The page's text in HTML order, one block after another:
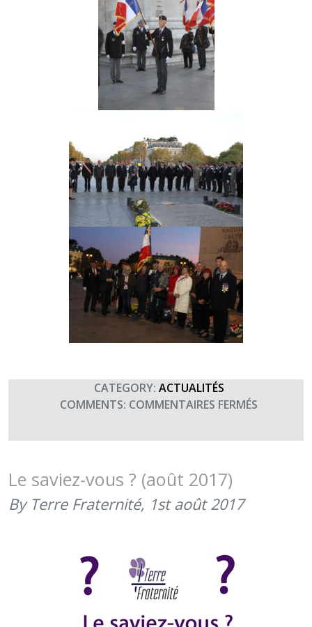
CATEGORY: ACTUALITÉS
COMMENTS: COMMENTAIRES FERMÉS
REND
Le saviez-vous ? (août 2017)
By Terre Fraternité, 1st août 2017